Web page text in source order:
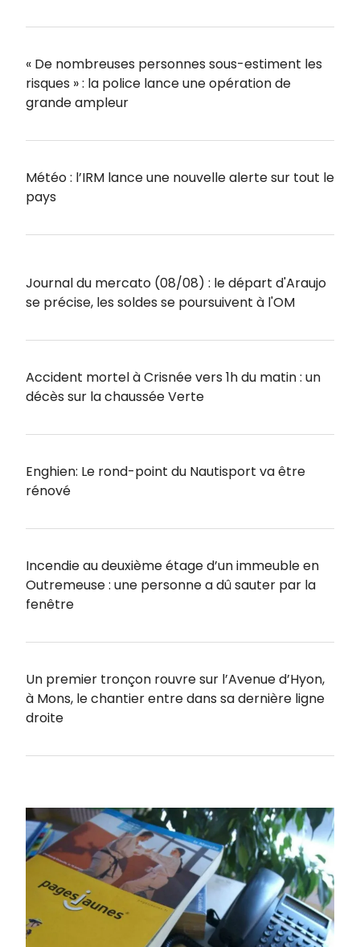
« De nombreuses personnes sous-estiment les
risques » : la police lance une opération de
grande ampleur
Météo : l’IRM lance une nouvelle alerte sur tout le
pays
Journal du mercato (08/08) : le départ d'Araujo
se précise, les soldes se poursuivent à l'OM
Accident mortel à Crisnée vers 1h du matin : un
décès sur la chaussée Verte
Enghien: Le rond-point du Nautisport va être
rénové
Incendie au deuxième étage d’un immeuble en
Outremeuse : une personne a dû sauter par la
fenêtre
Un premier tronçon rouvre sur l’Avenue d’Hyon,
à Mons, le chantier entre dans sa dernière ligne
droite